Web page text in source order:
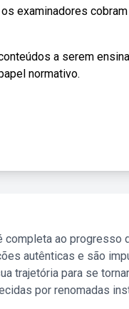
examinadores
a serem
normativo.
completa ao
autênticas e são
trajetória para se
por renomadas